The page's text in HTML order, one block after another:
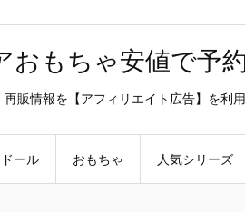
おもちゃ安値で予約
販情報を【アフィリエイト広告】を利
ドール おもちゃ 人気シリーズ